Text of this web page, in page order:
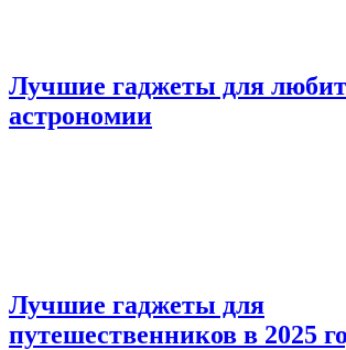
Лучшие гаджеты для
астрономии
Лучшие гаджеты для
путешественников в 2025